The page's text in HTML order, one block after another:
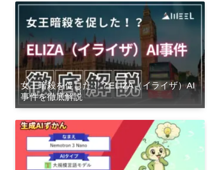
女王暗殺を促した！？ELIZA（イライザ）AI
事件を徹底解説